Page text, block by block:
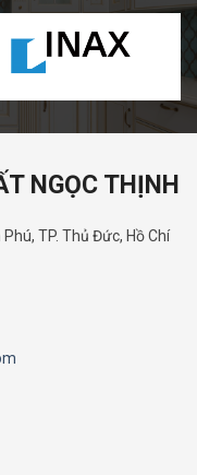
NGỌC THỊNH
TP. Thủ Đức, Hồ Chí